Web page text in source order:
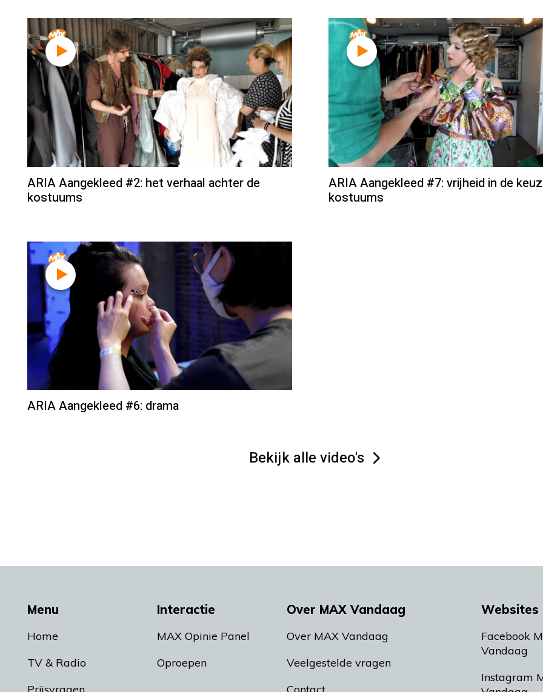
ARIA Aangekleed #2: het verhaal achter de
kostuums
ARIA Aangekleed #7: vrijheid in de
kostuums
ARIA Aangekleed #6: drama
Bekijk alle video's
Menu
Home
TV & Radio
Interactie
MAX Opinie Panel
Oproepen
Over MAX Vandaag
Over MAX Vandaag
Veelgestelde vragen
Websites
Facebook
Vandaag
Instagram